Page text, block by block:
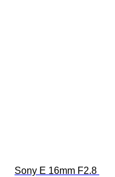
Sony E 16mm F2.8